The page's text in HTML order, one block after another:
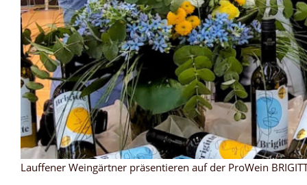
Lauffener Weingärtner präsentieren auf der ProWein